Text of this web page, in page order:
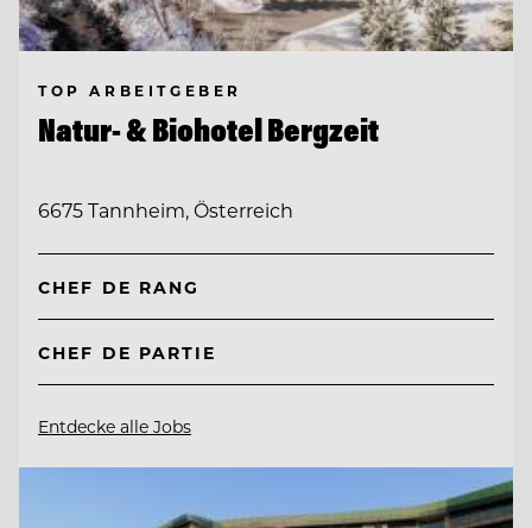
TOP ARBEITGEBER
Natur- & Biohotel Bergzeit
6675 Tannheim, Österreich
CHEF DE RANG
CHEF DE PARTIE
Entdecke alle Jobs